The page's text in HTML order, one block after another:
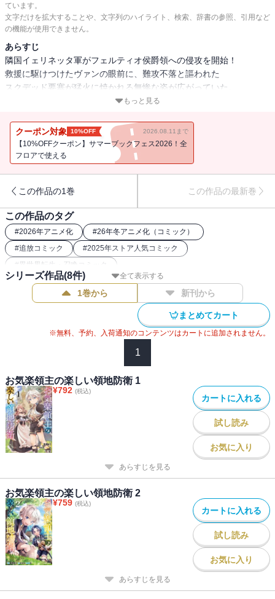
ています。
文字だけを拡大することや、文字列のハイライト、検索、辞書の参照、引用など
の機能が使用できません。
あらすじ
隣国イェリネッタ軍がフェルティオ侯爵領への侵攻を開始！
救援に駆けつけたヴァンの眼前に、難攻不落と謳われた
スクデッド要塞が猛火に焼かれる無惨な姿が広がっていた。
ヴァンは仲間たちとともに戦いの決意を固める・・・・・・!!
「さぁ、思い切ってみよう！」
その力は図らずも、同じ戦場で苦戦を強いられていた、
かつて自分を拒んだ父ジャルパの窮地をも救う――!?
生産魔術が世界を塗り替える領地経営ファンタジー、第８幕！
もっと見る
クーポン対象 10%OFF 2026.08.11まで
【10%OFFクーポン】サマーブックフェス2026！全
フロアで使える
この作品の1巻 この作品の最新巻
この作品のタグ
#2026年アニメ化 #26年冬アニメ化（コミック）
#追放コミック #2025年ストア人気コミック
# 異世界転生・召喚コミック
全て表示する
シリーズ作品(8件)
1巻から 新刊から
まとめてカート
※無料、予約、入荷通知のコンテンツはカートに追加されません。
1
お気楽領主の楽しい領地防衛 1
¥792 (税込)
カートに入れる
試し読み
お気に入り
あらすじを見る
お気楽領主の楽しい領地防衛 2
¥759 (税込)
カートに入れる
試し読み
お気に入り
あらすじを見る